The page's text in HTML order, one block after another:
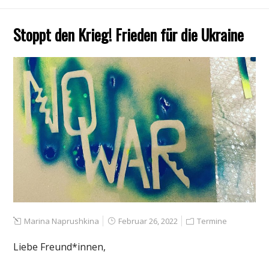
Stoppt den Krieg! Frieden für die Ukraine
Marina Naprushkina Februar 26, 2022 Termine
Liebe Freund*innen,